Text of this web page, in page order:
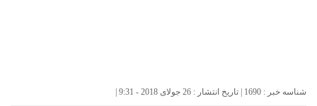
شناسه خبر : 1690 | تاریخ انتشار : 26 جولای 2018 - 9:31 |